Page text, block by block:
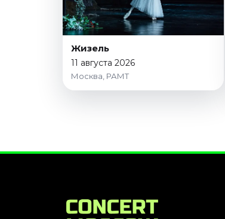
Жизель
11 августа 2026
Москва, РАМТ